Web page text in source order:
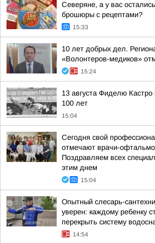
Северяне, а у вас
брошюры с рецептами?
15:33
10 лет добрых дел.
«Волонтеров-медиков»
15:24
13 августа Фиделю
100 лет
15:04
Сегодня свой
отмечают врачи-
Поздравляем всех
этим днем
15:04
Опытный слесарь-
уверен: каждому ребенку
перекрыть систему
14:54